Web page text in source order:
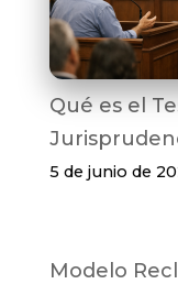
Qué es el
5 de junio de
Modelo